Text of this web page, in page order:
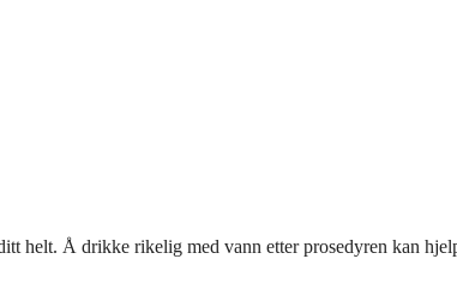
helt. Å drikke rikelig med vann etter prosedyren kan